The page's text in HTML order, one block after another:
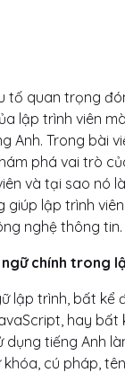
tố quan trọng
lập trình viên
Anh. Trong bài
phá vai trò
và tại sao nó
giúp lập trình
nghệ thông tin.
ngữ chính trong
lập trình, bất kể
hay bất
dụng tiếng Anh
cú pháp,